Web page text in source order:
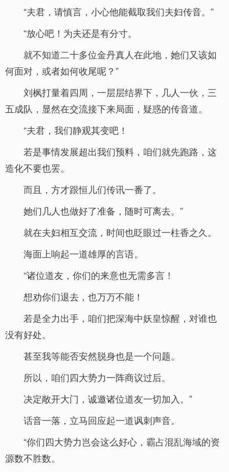
“夫君，请慎言，小心他能截取我们夫妇传音。”
“放心吧！为夫还是有分寸。
就不知道二十多位金丹真人在此地，她们又该如
何面对，或者如何收尾呢？”
刘枫打量着四周，一层层结界下，几人一伙，三
五成队，显然在交流接下来局面，疑惑的传音道。
“夫君，我们静观其变吧！
若是事情发展超出我们预料，咱们就先跑路，这
造化不要也罢。
而且，方才跟恒儿们传讯一番了。
她们几人也做好了准备，随时可离去。”
就在夫妇相互交流，时间也眨眼过一柱香之久。
海面上响起一道雄厚的言语。
“诸位道友，你们的来意也无需多言！
想劝你们退去，也万万不能！
若是全力出手，咱们把深海中妖皇惊醒，对谁也
没有好处。
甚至我等能否安然脱身也是一个问题。
所以，咱们四大势力一阵商议过后。
决定敞开大门，诚邀诸位道友一切加入。”
话音一落，立马回应起一道讽刺声音。
“你们四大势力岂会这么好心，霸占混乱海域的资
源数不胜数。